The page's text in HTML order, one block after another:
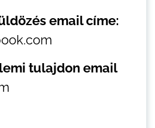
email címe:
tulajdon email